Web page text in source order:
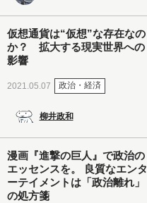
仮想通貨は“仮想”な存在なの
か？ 拡大する現実世界への
影響
2021.05.07 政治・経済
柳井政和
漫画『進撃の巨人』で政治の
エッセンスを。 良質なエンタ
ーテイメントは「政治離れ」
の処方箋